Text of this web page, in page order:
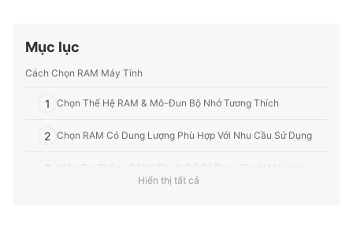
Profile của Ban biên tập mybest
Mục lục
Cách Chọn RAM Máy Tính
1 Chọn Thế Hệ RAM & Mô-Đun Bộ Nhớ Tương Thích
2 Chọn RAM Có Dung Lượng Phù Hợp Với Nhu Cầu Sử Dụng
3 Kiểm Tra Thông Số Kỹ Thuật Để Sử Dụng Thoải Mái Hơn
Hiển thị tất cả